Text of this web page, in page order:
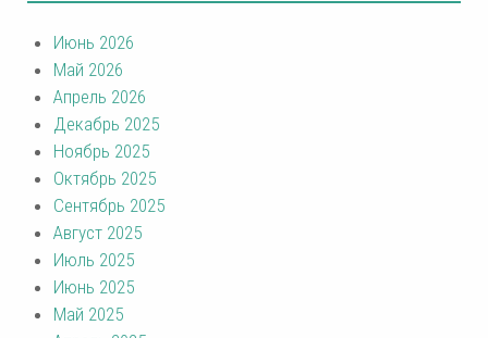
Июнь 2026
Май 2026
Апрель 2026
Декабрь 2025
Ноябрь 2025
Октябрь 2025
Сентябрь 2025
Август 2025
Июль 2025
Июнь 2025
Май 2025